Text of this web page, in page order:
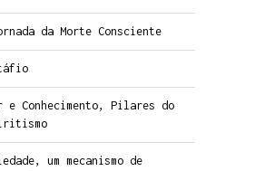
da Morte Consciente
e Conhecimento, Pilares do
um mecanismo de